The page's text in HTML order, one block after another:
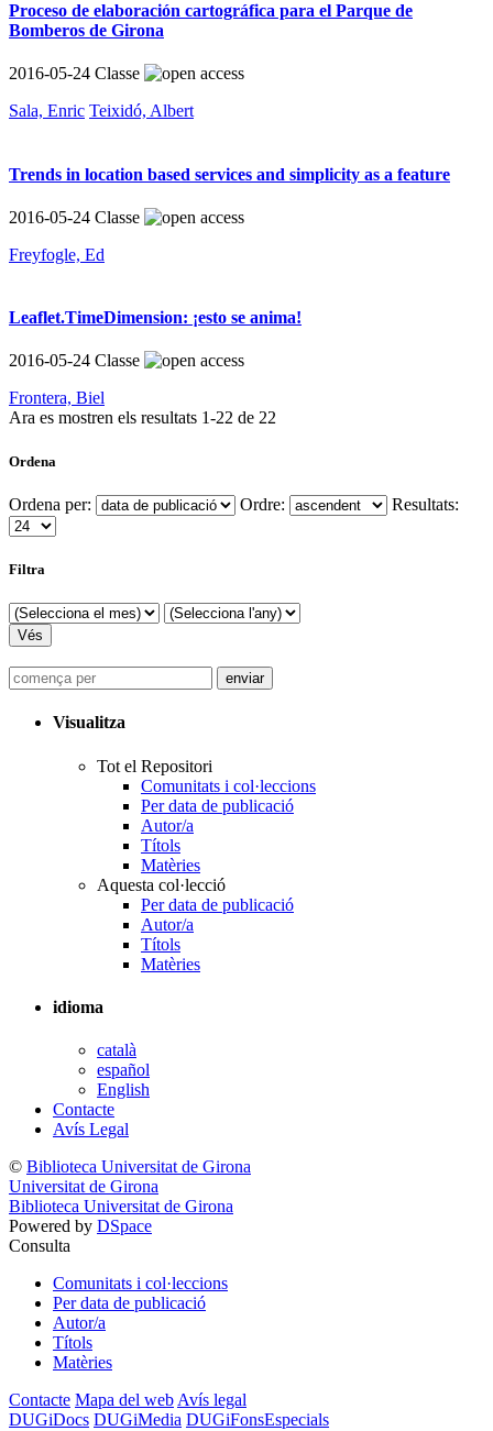
Proceso de elaboración cartográfica para el Parque de
Bomberos de Girona
2016-05-24 Classe
Sala, Enric Teixidó, Albert
Trends in location based services and simplicity as a feature
2016-05-24 Classe
Freyfogle, Ed
Leaflet.TimeDimension: ¡esto se anima!
2016-05-24 Classe
Frontera, Biel
Ara es mostren els resultats 1-22 de 22
Ordena
Ordena per: Ordre: Resultats:
Filtra
Visualitza
Tot el Repositori
Comunitats i col·leccions
Per data de publicació
Autor/a
Títols
Matèries
Aquesta col·lecció
Per data de publicació
Autor/a
Títols
Matèries
idioma
català
español
English
Contacte
Avís Legal
© Biblioteca Universitat de Girona
Universitat de Girona
Biblioteca Universitat de Girona
Powered by DSpace
Consulta
Comunitats i col·leccions
Per data de publicació
Autor/a
Títols
Matèries
Contacte Mapa del web Avís legal
DUGiDocs DUGiMedia DUGiFonsEspecials